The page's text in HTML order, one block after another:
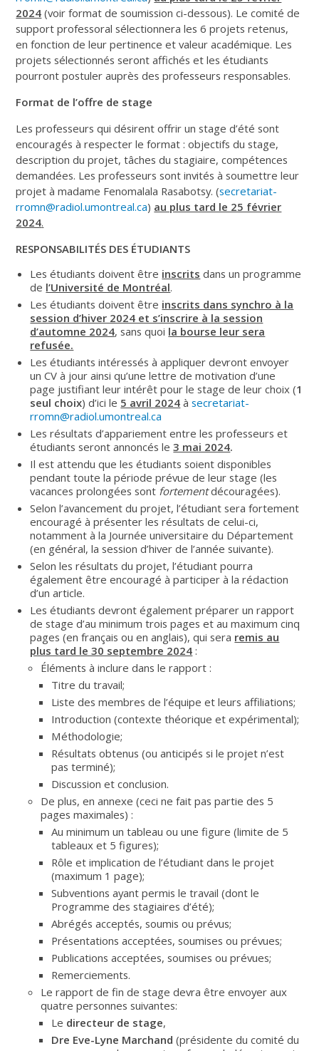
2024 (voir format de soumission ci-dessous). Le comité de
support professoral sélectionnera les 6 projets retenus,
en fonction de leur pertinence et valeur académique. Les
projets sélectionnés seront affichés et les étudiants
pourront postuler auprès des professeurs responsables.
Format de l’offre de stage
Les professeurs qui désirent offrir un stage d’été sont
encouragés à respecter le format : objectifs du stage,
description du projet, tâches du stagiaire, compétences
demandées. Les professeurs sont invités à soumettre leur
projet à madame Fenomalala Rasabotsy. (secretariat-
rromn@radiol.umontreal.ca) au plus tard le 25 février
2024.
RESPONSABILITÉS DES ÉTUDIANTS
Les étudiants doivent être inscrits dans un programme
de l’Université de Montréal.
Les étudiants doivent être inscrits dans synchro à la
session d’hiver 2024 et s’inscrire à la session
d’automne 2024, sans quoi la bourse leur sera
refusée.
Les étudiants intéressés à appliquer devront envoyer
un CV à jour ainsi qu’une lettre de motivation d’une
page justifiant leur intérêt pour le stage de leur choix (1
seul choix) d’ici le 5 avril 2024 àsecretariat-
rromn@radiol.umontreal.ca
Les résultats d’appariement entre les professeurs et
étudiants seront annoncés le3 mai 2024.
Il est attendu que les étudiants soient disponibles
pendant toute la période prévue de leur stage (les
vacances prolongées sont fortementdécouragées).
Selon l’avancement du projet, l’étudiant sera fortement
encouragé à présenter les résultats de celui-ci,
notamment à la Journée universitaire du Département
(en général, la session d’hiver de l’année suivante).
Selon les résultats du projet, l’étudiant pourra
également être encouragé à participer à la rédaction
d’un article.
Les étudiants devront également préparer un rapport
de stage d’au minimum trois pages et au maximum cinq
pages (en français ou en anglais), qui sera remis au
plus tard le 30 septembre 2024 :
Éléments à inclure dans le rapport :
Titre du travail;
Liste des membres de l’équipe et leurs affiliations;
Introduction (contexte théorique et expérimental);
Méthodologie;
Résultats obtenus (ou anticipés si le projet n’est
pas terminé);
Discussion et conclusion.
De plus, en annexe (ceci ne fait pas partie des 5
pages maximales) :
Au minimum un tableau ou une figure (limite de 5
tableaux et 5 figures);
Rôle et implication de l’étudiant dans le projet
(maximum 1 page);
Subventions ayant permis le travail (dont le
Programme des stagiaires d’été);
Abrégés acceptés, soumis ou prévus;
Présentations acceptées, soumises ou prévues;
Publications acceptées, soumises ou prévues;
Remerciements.
Le rapport de fin de stage devra être envoyer aux
quatre personnes suivantes:
Le directeur de stage,
Dre Eve-Lyne Marchand (présidente du comité du